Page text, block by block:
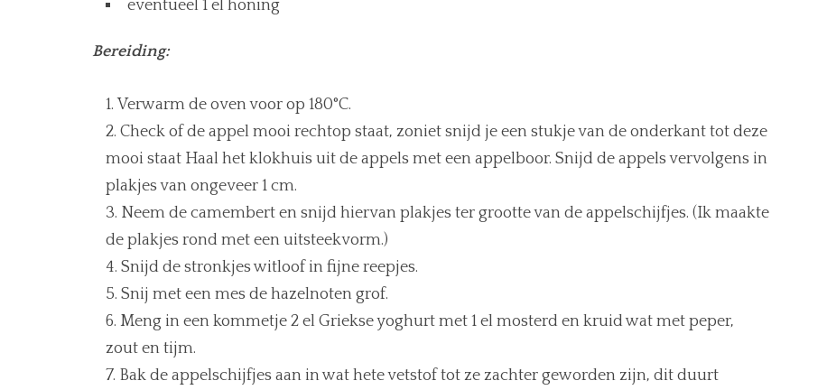
eventueel 1 el honing
Bereiding:
Verwarm de oven voor op 180°C.
Check of de appel mooi rechtop staat, zoniet snijd je een stukje van de onderkant tot deze
mooi staat Haal het klokhuis uit de appels met een appelboor. Snijd de appels vervolgens in
plakjes van ongeveer 1 cm.
Neem de camembert en snijd hiervan plakjes ter grootte van de appelschijfjes. (Ik maakte
de plakjes rond met een uitsteekvorm.)
Snijd de stronkjes witloof in fijne reepjes.
Snij met een mes de hazelnoten grof.
Meng in een kommetje 2 el Griekse yoghurt met 1 el mosterd en kruid wat met peper,
zout en tijm.
Bak de appelschijfjes aan in wat hete vetstof tot ze zachter geworden zijn, dit duurt